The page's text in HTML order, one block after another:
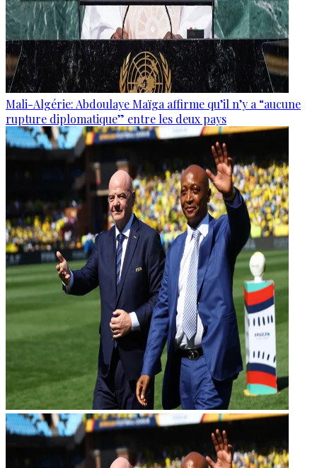
Mali-Algérie: Abdoulaye Maïga affirme qu’il n’y a “aucune
rupture diplomatique” entre les deux pays